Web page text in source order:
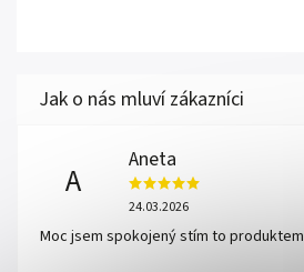
A
Aneta
24.03.2026
Moc jsem spokojený stím to produktem